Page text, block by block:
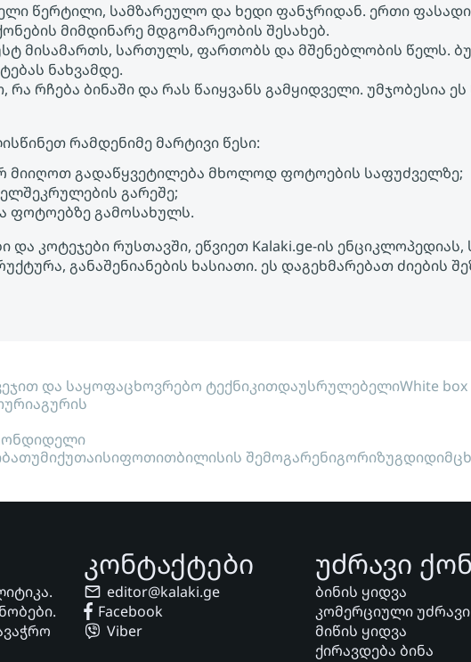
წერტილი, სამზარეულო და ხედი ფანჯრიდან. ერთი
მიმდინარე მდგომარეობის შესახებ.
მისამართს, სართულს, ფართობს და მშენებლობის წელს.
ნახვამდე.
რა რჩება ბინაში და რას წაიყვანს გამყიდველი. უმჯობესია
რამდენიმე მარტივი წესი:
მიიღოთ გადაწყვეტილება მხოლოდ ფოტოების საფუძველზე;
გარეშე;
ფოტოებზე გამოსახულს.
კოტეჯები რუსთავში, ეწვიეთ Kalaki.ge-ის
განაშენიანების ხასიათი. ეს დაგეხმარებათ ძიების
და საყოფაცხოვრებო ტექნიკითდაუსრულებელიWhite box
აგურის
ბათუმიქუთაისიფოთითბილისის შემოგარენიგორიზუგდიდი
კონტაქტები
editor@kalaki.ge
Facebook
Viber
უძრავი
ბინის ყიდვა
კომერციული
მიწის ყიდვა
ქირავდება ბინა